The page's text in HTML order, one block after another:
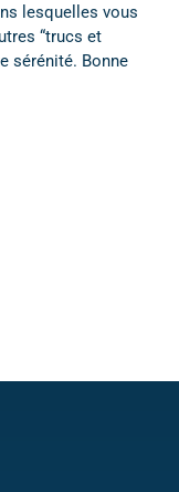
lesquelles vous
“trucs et
sérénité. Bonne